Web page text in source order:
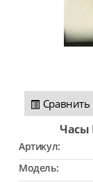
Сравнить
Артикул:
Модель: